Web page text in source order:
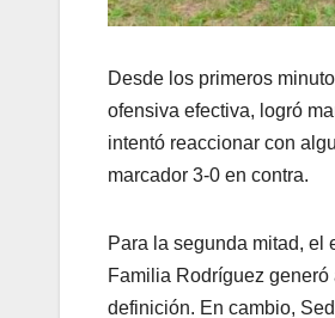
Desde los primeros
ofensiva efectiva, logró
intentó reaccionar con
marcador 3-0 en contra.
Para la segunda mitad, el
Familia Rodríguez
definición. En cambio,